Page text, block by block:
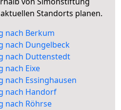
Standorts planen.
nach Berkum
nach Dungelbeck
nach Duttenstedt
nach Eixe
nach Essinghausen
nach Handorf
nach Röhrse